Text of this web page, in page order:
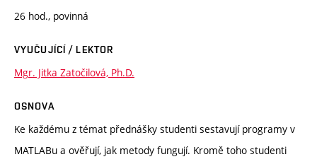
26 hod., povinná
VYUČUJÍCÍ / LEKTOR
Mgr. Jitka Zatočilová, Ph.D.
OSNOVA
Ke každému z témat přednášky studenti sestavují programy v
MATLABu a ověřují, jak metody fungují. Kromě toho studenti